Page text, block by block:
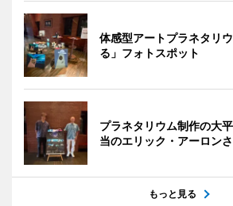
体感型アートプラネタリ
る」フォトスポット
プラネタリウム制作の大
当のエリック・アーロン
もっと見る